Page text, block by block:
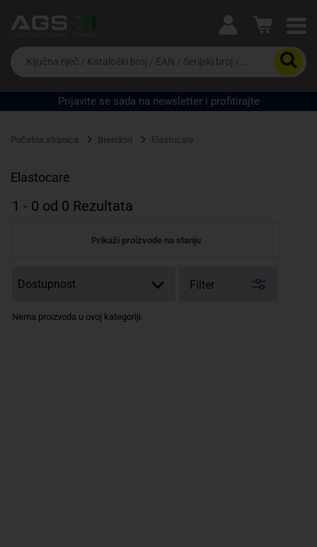
Ova postavka prilagođava asortiman proizvoda i
cijene vašim potrebama.
Da
biste
potražili
proizvod,
unesite
riječ,
EAN
serijski
Prijavite se sada na newsletter i profitirajte
Početna stranica Brendovi Elastocare
Elastocare
1 - 0 od 0 Rezultata
Prikaži proizvode na stanju
Filter
Nema proizvoda u ovoj kategoriji.